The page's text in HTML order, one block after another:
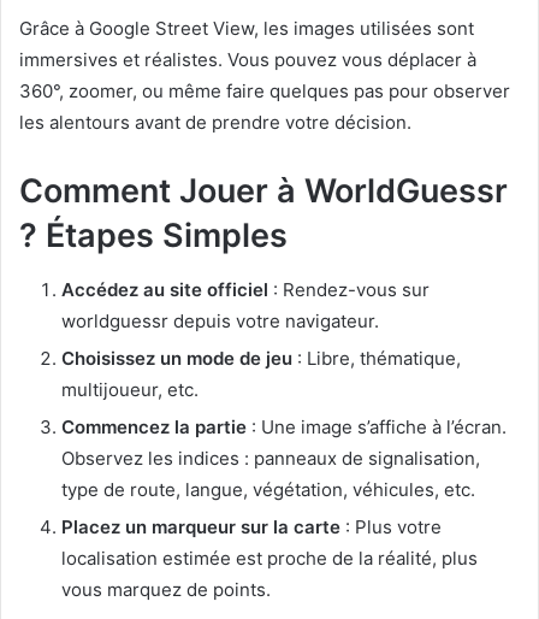
Grâce à Google Street View, les images utilisées sont
immersives et réalistes. Vous pouvez vous déplacer à
360°, zoomer, ou même faire quelques pas pour observer
les alentours avant de prendre votre décision.
Comment Jouer à WorldGuessr
? Étapes Simples
Accédez au site officiel : Rendez-vous sur
worldguessr depuis votre navigateur.
Choisissez un mode de jeu : Libre, thématique,
multijoueur, etc.
Commencez la partie : Une image s’affiche à l’écran.
Observez les indices : panneaux de signalisation,
type de route, langue, végétation, véhicules, etc.
Placez un marqueur sur la carte : Plus votre
localisation estimée est proche de la réalité, plus
vous marquez de points.